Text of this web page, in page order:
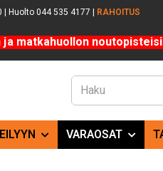
Huolto 044 535 4177 | RAHOITUS
matkahuollon
VARAOSAT